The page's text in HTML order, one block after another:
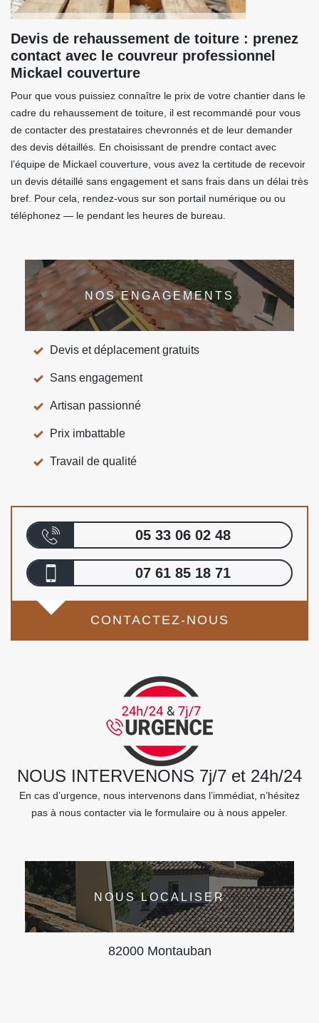
Devis de rehaussement de toiture : prenez
contact avec le couvreur professionnel
Mickael couverture
Pour que vous puissiez connaître le prix de votre chantier dans le
cadre du rehaussement de toiture, il est recommandé pour vous
de contacter des prestataires chevronnés et de leur demander
des devis détaillés. En choisissant de prendre contact avec
l’équipe de Mickael couverture, vous avez la certitude de recevoir
un devis détaillé sans engagement et sans frais dans un délai très
bref. Pour cela, rendez-vous sur son portail numérique ou ou
téléphonez — le pendant les heures de bureau.
NOS ENGAGEMENTS
Devis et déplacement gratuits
Sans engagement
Artisan passionné
Prix imbattable
Travail de qualité
05 33 06 02 48
07 61 85 18 71
CONTACTEZ-NOUS
NOUS INTERVENONS 7j/7 et 24h/24
En cas d’urgence, nous intervenons dans l’immédiat, n’hésitez
pas à nous contacter via le formulaire ou à nous appeler.
NOUS LOCALISER
82000 Montauban